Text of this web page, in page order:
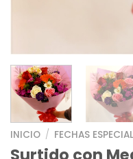
INICIO / FECHAS